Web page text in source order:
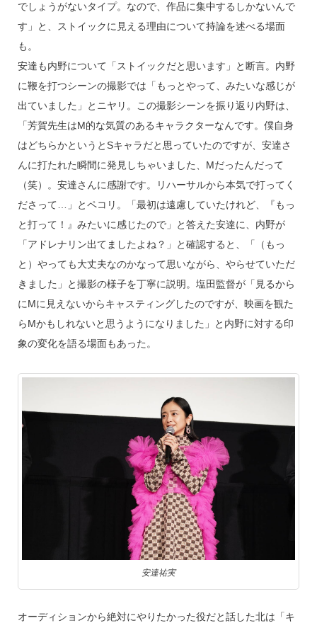
でしょうがないタイプ。なので、作品に集中するしかないんで
す」と、ストイックに見える理由について持論を述べる場面
も。
安達も内野について「ストイックだと思います」と断言。内野
に鞭を打つシーンの撮影では「もっとやって、みたいな感じが
出ていました」とニヤリ。この撮影シーンを振り返り内野は、
「芳賀先生はM的な気質のあるキャラクターなんです。僕自身
はどちらかというとSキャラだと思っていたのですが、安達さ
んに打たれた瞬間に発見しちゃいました、Mだったんだって
（笑）。安達さんに感謝です。リハーサルから本気で打ってく
ださって…」とペコリ。「最初は遠慮していたけれど、『もっ
と打って！』みたいに感じたので」と答えた安達に、内野が
「アドレナリン出てましたよね？」と確認すると、「（もっ
と）やっても大丈夫なのかなって思いながら、やらせていただ
きました」と撮影の様子を丁寧に説明。塩田監督が「見るから
にMに見えないからキャスティングしたのですが、映画を観た
らMかもしれないと思うようになりました」と内野に対する印
象の変化を語る場面もあった。
安達祐実
オーディションから絶対にやりたかった役だと話した北は「キ